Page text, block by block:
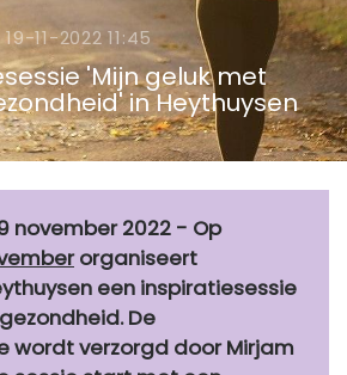
19-11-2022 11:45
'Mijn geluk met
in Heythuysen
november 2022 - Op
organiseert
een inspiratiesessie
De
wordt verzorgd door Mirjam